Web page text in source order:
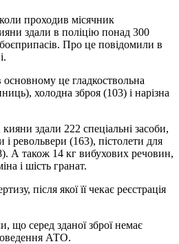
проходив місячник
здали в поліцію понад 300
Про це повідомили в
основному це гладкоствольна
холодна зброя (103) і нарізна
здали 222 спеціальні засоби,
і револьвери (163), пістолети для
А також 14 кг вибухових речовин,
і шість гранат.
після якої її чекає реєстрація
що серед зданої зброї немає
АТО.